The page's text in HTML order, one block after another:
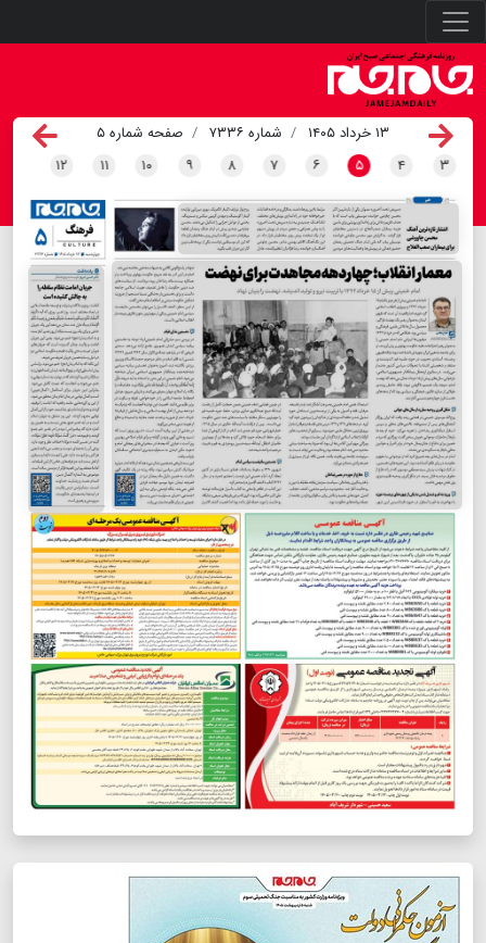
۱۳ خرداد ۱۴۰۵ شماره ۷۳۳۶
صفحه شماره ۵
۳ ۴ ۵ ۶ ۷ ۸ ۹ ۱۰ ۱۱ ۱۲